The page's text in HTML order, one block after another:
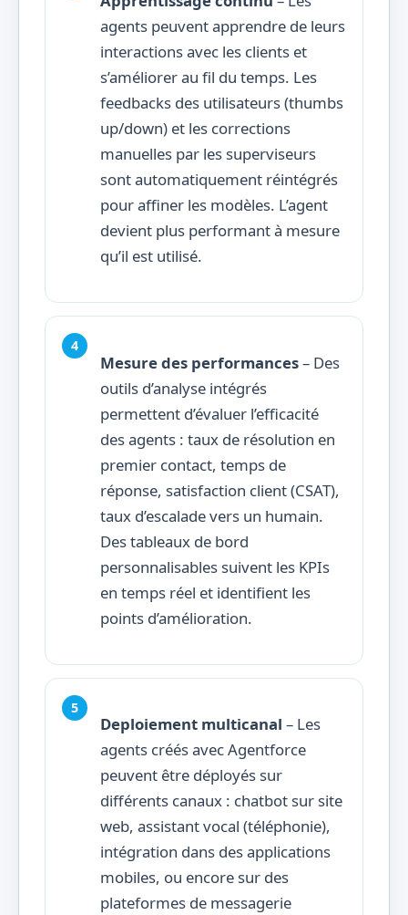
agents peuvent apprendre de leurs
interactions avec les clients et
s’améliorer au fil du temps. Les
feedbacks des utilisateurs (thumbs
up/down) et les corrections
manuelles par les superviseurs
sont automatiquement réintégrés
pour affiner les modèles. L’agent
devient plus performant à mesure
qu’il est utilisé.
Mesure des performances– Des
outils d’analyse intégrés
permettent d’évaluer l’efficacité
des agents : taux de résolution en
premier contact, temps de
réponse, satisfaction client (CSAT),
taux d’escalade vers un humain.
Des tableaux de bord
personnalisables suivent les KPIs
en temps réel et identifient les
points d’amélioration.
Deploiement multicanal – Les
agents créés avec Agentforce
peuvent être déployés sur
différents canaux : chatbot sur site
web, assistant vocal (téléphonie),
intégration dans des applications
mobiles, ou encore sur des
plateformes de messagerie